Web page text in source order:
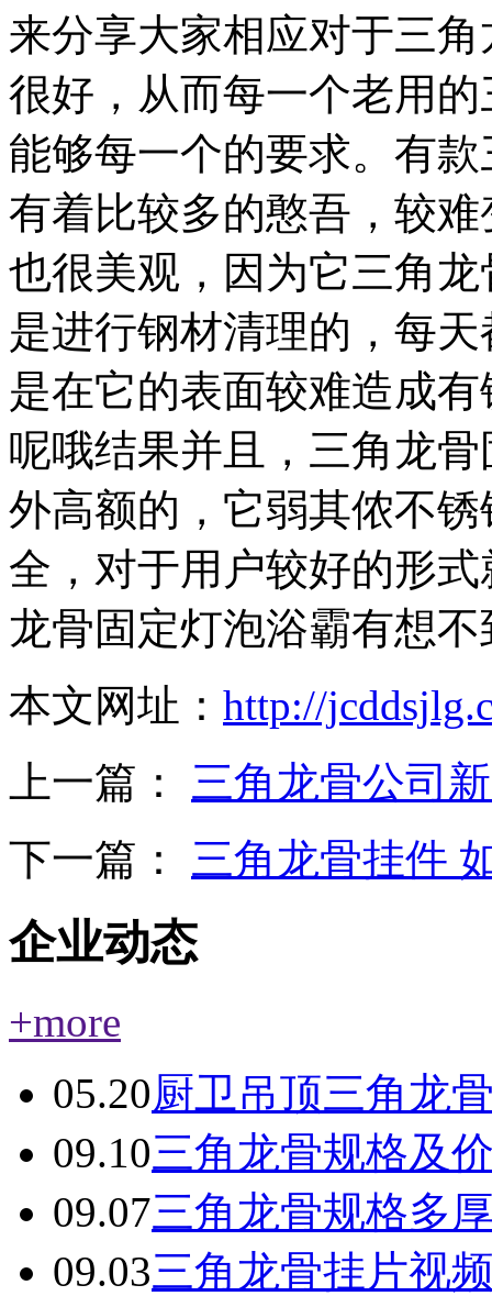
来分享大家相应对于三
很好，从而每一个老用
能够每一个的要求。有
有着比较多的憨吾，较
也很美观，因为它三角
是进行钢材清理的，每
是在它的表面较难造成
呢哦结果并且，三角龙
外高额的，它弱其侬不
全，对于用户较好的形
龙骨固定灯泡浴霸有想
本文网址： http://
上一篇： 三角龙骨公司
下一篇： 三角龙骨挂件
企业动态
+more
05.20厨卫吊顶三角龙
09.10三角龙骨规格及
09.07三角龙骨规格多
09.03三角龙骨挂片视